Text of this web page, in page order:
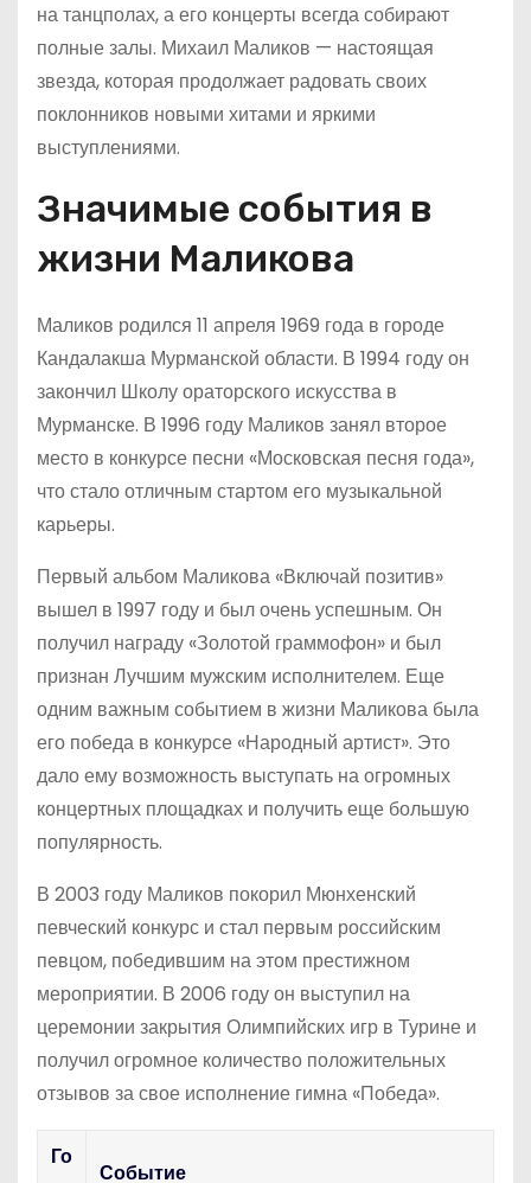
на танцполах, а его концерты всегда собирают
полные залы. Михаил Маликов — настоящая
звезда, которая продолжает радовать своих
поклонников новыми хитами и яркими
выступлениями.
Значимые события в
жизни Маликова
Маликов родился 11 апреля 1969 года в городе
Кандалакша Мурманской области. В 1994 году он
закончил Школу ораторского искусства в
Мурманске. В 1996 году Маликов занял второе
место в конкурсе песни «Московская песня года»,
что стало отличным стартом его музыкальной
карьеры.
Первый альбом Маликова «Включай позитив»
вышел в 1997 году и был очень успешным. Он
получил награду «Золотой граммофон» и был
признан Лучшим мужским исполнителем. Еще
одним важным событием в жизни Маликова была
его победа в конкурсе «Народный артист». Это
дало ему возможность выступать на огромных
концертных площадках и получить еще большую
популярность.
В 2003 году Маликов покорил Мюнхенский
певческий конкурс и стал первым российским
певцом, победившим на этом престижном
мероприятии. В 2006 году он выступил на
церемонии закрытия Олимпийских игр в Турине и
получил огромное количество положительных
отзывов за свое исполнение гимна «Победа».
Го
Событие